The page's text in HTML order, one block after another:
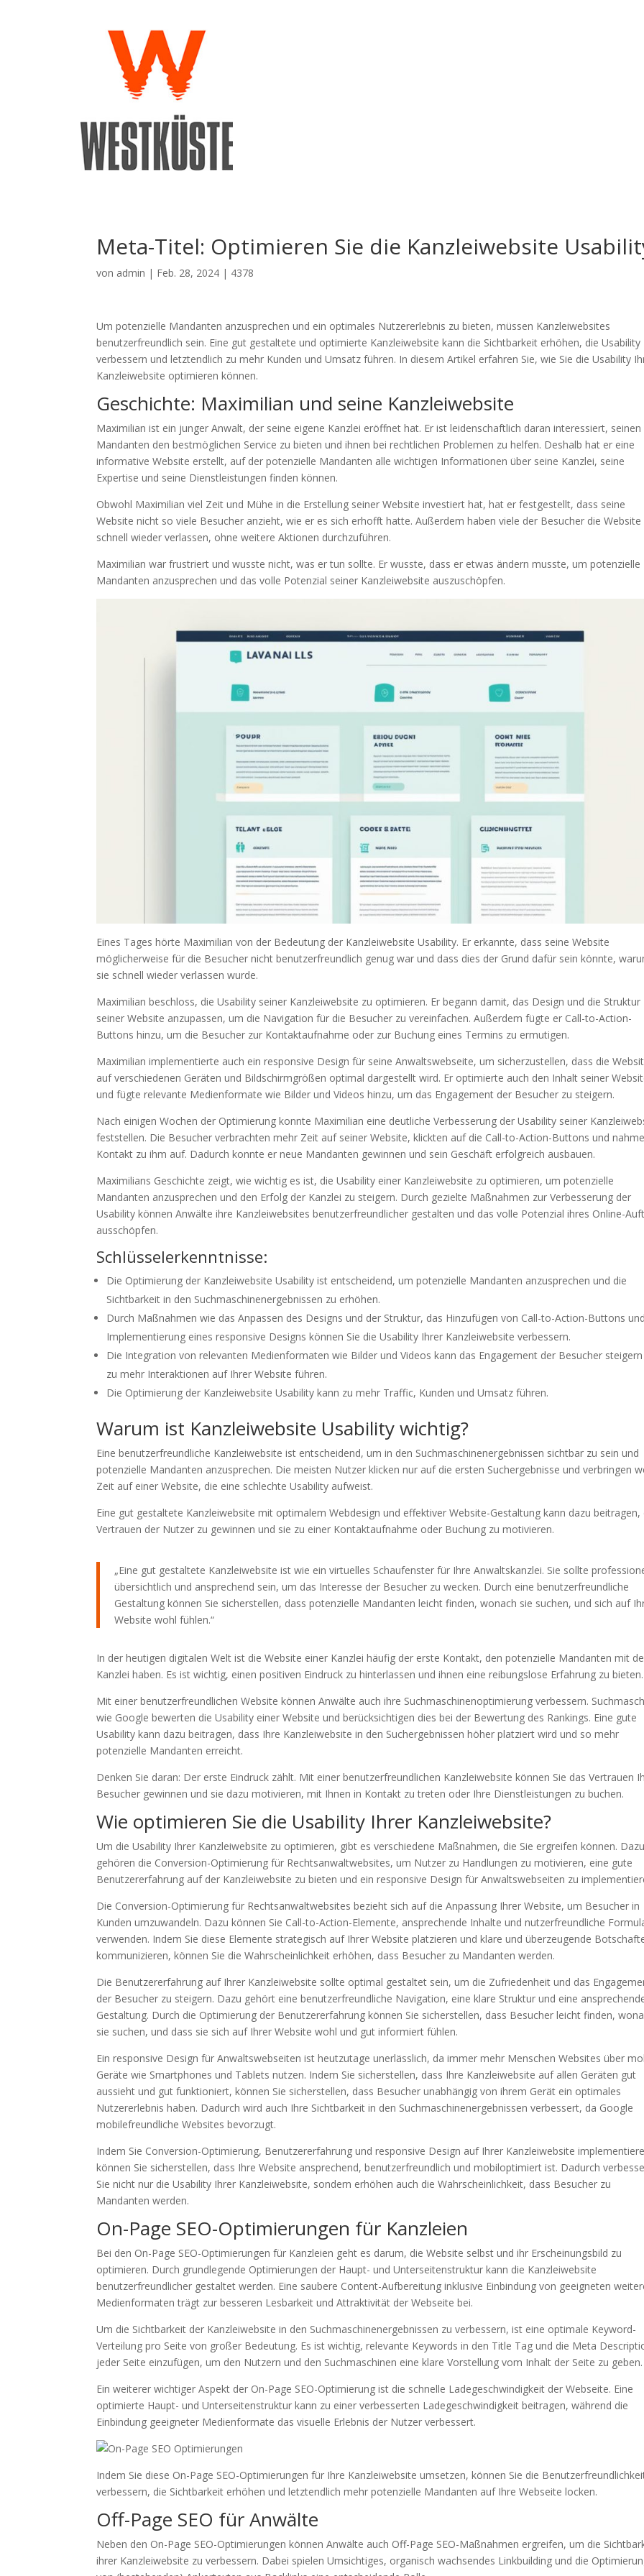
Meta-Titel: Optimieren Sie die Kanzleiwebsite
von admin | Feb. 28, 2024 | 4378
Um potenzielle Mandanten anzusprechen und ein optimales Nutzererlebnis zu bieten, müssen Kanzleiwebsites
benutzerfreundlich sein. Eine gut gestaltete und optimierte Kanzleiwebsite kann die Sichtbarkeit erhöhen, die Usability
verbessern und letztendlich zu mehr Kunden und Umsatz führen. In diesem Artikel erfahren Sie, wie Sie die Usability
Kanzleiwebsite optimieren können.
Geschichte: Maximilian und seine Kanzleiwebsite
Maximilian ist ein junger Anwalt, der seine eigene Kanzlei eröffnet hat. Er ist leidenschaftlich daran interessiert, seinen
Mandanten den bestmöglichen Service zu bieten und ihnen bei rechtlichen Problemen zu helfen. Deshalb hat er eine
informative Website erstellt, auf der potenzielle Mandanten alle wichtigen Informationen über seine Kanzlei, seine
Expertise und seine Dienstleistungen finden können.
Obwohl Maximilian viel Zeit und Mühe in die Erstellung seiner Website investiert hat, hat er festgestellt, dass seine
Website nicht so viele Besucher anzieht, wie er es sich erhofft hatte. Außerdem haben viele der Besucher die Website
schnell wieder verlassen, ohne weitere Aktionen durchzuführen.
Maximilian war frustriert und wusste nicht, was er tun sollte. Er wusste, dass er etwas ändern musste, um potenzielle
Mandanten anzusprechen und das volle Potenzial seiner Kanzleiwebsite auszuschöpfen.
Eines Tages hörte Maximilian von der Bedeutung der Kanzleiwebsite Usability. Er erkannte, dass seine Website
möglicherweise für die Besucher nicht benutzerfreundlich genug war und dass dies der Grund dafür sein könnte,
sie schnell wieder verlassen wurde.
Maximilian beschloss, die Usability seiner Kanzleiwebsite zu optimieren. Er begann damit, das Design und die Struktur
seiner Website anzupassen, um die Navigation für die Besucher zu vereinfachen. Außerdem fügte er Call-to-Action-
Buttons hinzu, um die Besucher zur Kontaktaufnahme oder zur Buchung eines Termins zu ermutigen.
Maximilian implementierte auch ein responsive Design für seine Anwaltswebseite, um sicherzustellen, dass die
auf verschiedenen Geräten und Bildschirmgrößen optimal dargestellt wird. Er optimierte auch den Inhalt seiner
und fügte relevante Medienformate wie Bilder und Videos hinzu, um das Engagement der Besucher zu steigern.
Nach einigen Wochen der Optimierung konnte Maximilian eine deutliche Verbesserung der Usability seiner
feststellen. Die Besucher verbrachten mehr Zeit auf seiner Website, klickten auf die Call-to-Action-Buttons und
Kontakt zu ihm auf. Dadurch konnte er neue Mandanten gewinnen und sein Geschäft erfolgreich ausbauen.
Maximilians Geschichte zeigt, wie wichtig es ist, die Usability einer Kanzleiwebsite zu optimieren, um potenzielle
Mandanten anzusprechen und den Erfolg der Kanzlei zu steigern. Durch gezielte Maßnahmen zur Verbesserung der
Usability können Anwälte ihre Kanzleiwebsites benutzerfreundlicher gestalten und das volle Potenzial ihres Online-
ausschöpfen.
Schlüsselerkenntnisse:
Die Optimierung der Kanzleiwebsite Usability ist entscheidend, um potenzielle Mandanten anzusprechen und die
Sichtbarkeit in den Suchmaschinenergebnissen zu erhöhen.
Durch Maßnahmen wie das Anpassen des Designs und der Struktur, das Hinzufügen von Call-to-Action-Buttons
Implementierung eines responsive Designs können Sie die Usability Ihrer Kanzleiwebsite verbessern.
Die Integration von relevanten Medienformaten wie Bilder und Videos kann das Engagement der Besucher
zu mehr Interaktionen auf Ihrer Website führen.
Die Optimierung der Kanzleiwebsite Usability kann zu mehr Traffic, Kunden und Umsatz führen.
Warum ist Kanzleiwebsite Usability wichtig?
Eine benutzerfreundliche Kanzleiwebsite ist entscheidend, um in den Suchmaschinenergebnissen sichtbar zu sein und
potenzielle Mandanten anzusprechen. Die meisten Nutzer klicken nur auf die ersten Suchergebnisse und verbringen
Zeit auf einer Website, die eine schlechte Usability aufweist.
Eine gut gestaltete Kanzleiwebsite mit optimalem Webdesign und effektiver Website-Gestaltung kann dazu beitragen,
Vertrauen der Nutzer zu gewinnen und sie zu einer Kontaktaufnahme oder Buchung zu motivieren.
„Eine gut gestaltete Kanzleiwebsite ist wie ein virtuelles Schaufenster für Ihre Anwaltskanzlei. Sie sollte
übersichtlich und ansprechend sein, um das Interesse der Besucher zu wecken. Durch eine benutzerfreundliche
Gestaltung können Sie sicherstellen, dass potenzielle Mandanten leicht finden, wonach sie suchen, und sich auf
Website wohl fühlen.“
In der heutigen digitalen Welt ist die Website einer Kanzlei häufig der erste Kontakt, den potenzielle Mandanten mit
Kanzlei haben. Es ist wichtig, einen positiven Eindruck zu hinterlassen und ihnen eine reibungslose Erfahrung zu bieten.
Mit einer benutzerfreundlichen Website können Anwälte auch ihre Suchmaschinenoptimierung verbessern.
wie Google bewerten die Usability einer Website und berücksichtigen dies bei der Bewertung des Rankings. Eine gute
Usability kann dazu beitragen, dass Ihre Kanzleiwebsite in den Suchergebnissen höher platziert wird und so mehr
potenzielle Mandanten erreicht.
Denken Sie daran: Der erste Eindruck zählt. Mit einer benutzerfreundlichen Kanzleiwebsite können Sie das Vertrauen
Besucher gewinnen und sie dazu motivieren, mit Ihnen in Kontakt zu treten oder Ihre Dienstleistungen zu buchen.
Wie optimieren Sie die Usability Ihrer Kanzleiwebsite?
Um die Usability Ihrer Kanzleiwebsite zu optimieren, gibt es verschiedene Maßnahmen, die Sie ergreifen können.
gehören die Conversion-Optimierung für Rechtsanwaltwebsites, um Nutzer zu Handlungen zu motivieren, eine gute
Benutzererfahrung auf der Kanzleiwebsite zu bieten und ein responsive Design für Anwaltswebseiten zu
Die Conversion-Optimierung für Rechtsanwaltwebsites bezieht sich auf die Anpassung Ihrer Website, um Besucher in
Kunden umzuwandeln. Dazu können Sie Call-to-Action-Elemente, ansprechende Inhalte und nutzerfreundliche
verwenden. Indem Sie diese Elemente strategisch auf Ihrer Website platzieren und klare und überzeugende
kommunizieren, können Sie die Wahrscheinlichkeit erhöhen, dass Besucher zu Mandanten werden.
Die Benutzererfahrung auf Ihrer Kanzleiwebsite sollte optimal gestaltet sein, um die Zufriedenheit und das
der Besucher zu steigern. Dazu gehört eine benutzerfreundliche Navigation, eine klare Struktur und eine
Gestaltung. Durch die Optimierung der Benutzererfahrung können Sie sicherstellen, dass Besucher leicht finden,
sie suchen, und dass sie sich auf Ihrer Website wohl und gut informiert fühlen.
Ein responsive Design für Anwaltswebseiten ist heutzutage unerlässlich, da immer mehr Menschen Websites über
Geräte wie Smartphones und Tablets nutzen. Indem Sie sicherstellen, dass Ihre Kanzleiwebsite auf allen Geräten gut
aussieht und gut funktioniert, können Sie sicherstellen, dass Besucher unabhängig von ihrem Gerät ein optimales
Nutzererlebnis haben. Dadurch wird auch Ihre Sichtbarkeit in den Suchmaschinenergebnissen verbessert, da Google
mobilefreundliche Websites bevorzugt.
Indem Sie Conversion-Optimierung, Benutzererfahrung und responsive Design auf Ihrer Kanzleiwebsite
können Sie sicherstellen, dass Ihre Website ansprechend, benutzerfreundlich und mobiloptimiert ist. Dadurch
Sie nicht nur die Usability Ihrer Kanzleiwebsite, sondern erhöhen auch die Wahrscheinlichkeit, dass Besucher zu
Mandanten werden.
On-Page SEO-Optimierungen für Kanzleien
Bei den On-Page SEO-Optimierungen für Kanzleien geht es darum, die Website selbst und ihr Erscheinungsbild zu
optimieren. Durch grundlegende Optimierungen der Haupt- und Unterseitenstruktur kann die Kanzleiwebsite
benutzerfreundlicher gestaltet werden. Eine saubere Content-Aufbereitung inklusive Einbindung von geeigneten
Medienformaten trägt zur besseren Lesbarkeit und Attraktivität der Webseite bei.
Um die Sichtbarkeit der Kanzleiwebsite in den Suchmaschinenergebnissen zu verbessern, ist eine optimale Keyword-
Verteilung pro Seite von großer Bedeutung. Es ist wichtig, relevante Keywords in den Title Tag und die Meta
jeder Seite einzufügen, um den Nutzern und den Suchmaschinen eine klare Vorstellung vom Inhalt der Seite zu geben.
Ein weiterer wichtiger Aspekt der On-Page SEO-Optimierung ist die schnelle Ladegeschwindigkeit der Webseite. Eine
optimierte Haupt- und Unterseitenstruktur kann zu einer verbesserten Ladegeschwindigkeit beitragen, während die
Einbindung geeigneter Medienformate das visuelle Erlebnis der Nutzer verbessert.
Indem Sie diese On-Page SEO-Optimierungen für Ihre Kanzleiwebsite umsetzen, können Sie die
verbessern, die Sichtbarkeit erhöhen und letztendlich mehr potenzielle Mandanten auf Ihre Webseite locken.
Off-Page SEO für Anwälte
Neben den On-Page SEO-Optimierungen können Anwälte auch Off-Page SEO-Maßnahmen ergreifen, um die
ihrer Kanzleiwebsite zu verbessern. Dabei spielen Umsichtiges, organisch wachsendes Linkbuilding und die